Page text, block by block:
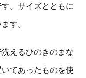
。サイズとともに
す。
えるひのきのまな
てあったものを使